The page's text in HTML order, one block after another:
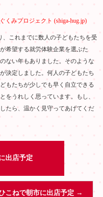
くみプロジェクト (shiga-hug.jp)
これまでに数人の子どもたちを受
希望する就労体験企業を選ぶた
ない年もありました。そのような
決定しました。何人の子どもたち
もたちが少しでも早く自立できる
をうれしく思っています。もし、
たら、温かく見守ってあげてくだ
出店予定
こねで朝市に出店予定 →